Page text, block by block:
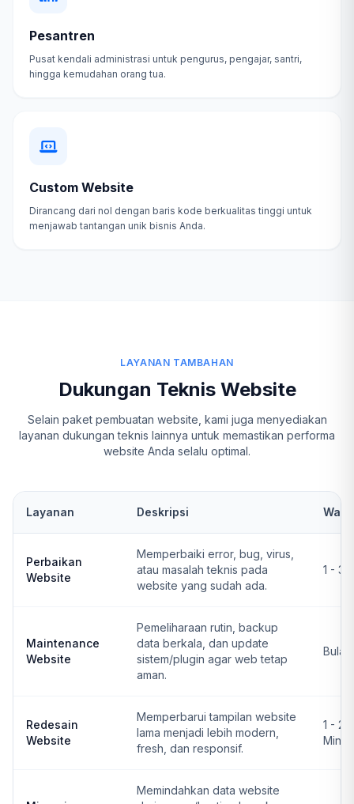
Pesantren
Pusat kendali administrasi untuk pengurus, pengajar, santri,
hingga kemudahan orang tua.
Custom Website
Dirancang dari nol dengan baris kode berkualitas tinggi untuk
menjawab tantangan unik bisnis Anda.
LAYANAN TAMBAHAN
Dukungan Teknis Website
Selain paket pembuatan website, kami juga menyediakan
layanan dukungan teknis lainnya untuk memastikan performa
website Anda selalu optimal.
Layanan Deskripsi
Perbaikan
Website
Memperbaiki error, bug, virus,
atau masalah teknis pada
website yang sudah ada.
1 - 3
Maintenance
Website
Pemeliharaan rutin, backup
data berkala, dan update
sistem/plugin agar web tetap
aman.
Redesain
Website
Memperbarui tampilan website
lama menjadi lebih modern,
fresh, dan responsif.
1 - 2
Memindahkan data website